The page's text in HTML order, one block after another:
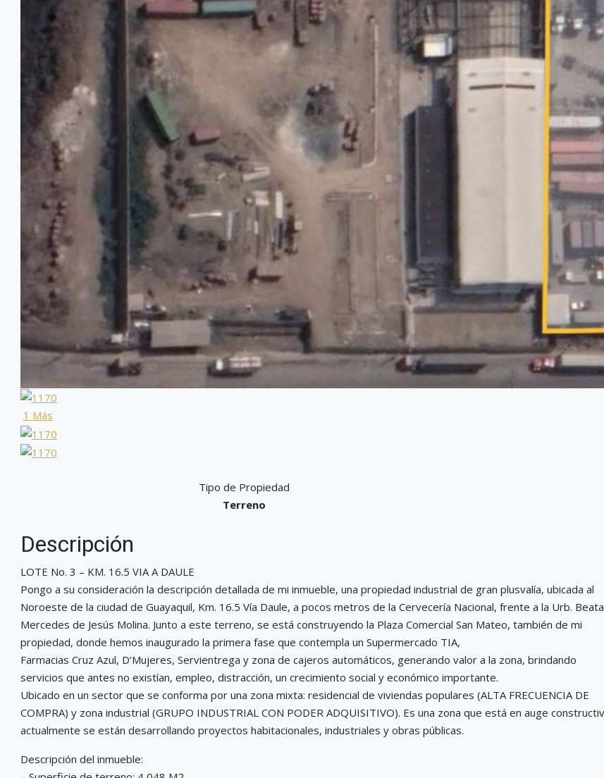
1 Más
Tipo de Propiedad
Terreno
Descripción
LOTE No. 3 – KM. 16.5 VIA A DAULE
Pongo a su consideración la descripción detallada de mi inmueble, una propiedad industrial de gran plusvalía, ubicada al
Noroeste de la ciudad de Guayaquil, Km. 16.5 Vía Daule, a pocos metros de la Cervecería Nacional, frente a la Urb. Beata
Mercedes de Jesús Molina. Junto a este terreno, se está construyendo la Plaza Comercial San Mateo, también de mi
propiedad, donde hemos inaugurado la primera fase que contempla un Supermercado TIA,
Farmacias Cruz Azul, D’Mujeres, Servientrega y zona de cajeros automáticos, generando valor a la zona, brindando
servicios que antes no existían, empleo, distracción, un crecimiento social y económico importante.
Ubicado en un sector que se conforma por una zona mixta: residencial de viviendas populares (ALTA FRECUENCIA DE
COMPRA) y zona industrial (GRUPO INDUSTRIAL CON PODER ADQUISITIVO). Es una zona que está en auge
actualmente se están desarrollando proyectos habitacionales, industriales y obras públicas.
Descripción del inmueble: